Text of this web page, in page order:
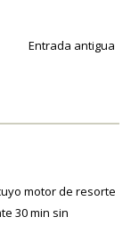
Entrada antigua
motor de resorte
30 min sin